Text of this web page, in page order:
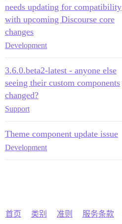
needs updating for compatibility
with upcoming Discourse core
changes
Development
3.6.0.beta2-latest - anyone else
seeing their custom components
changed?
Support
Theme component update issue
Development
首页 类别 准则 服务条款